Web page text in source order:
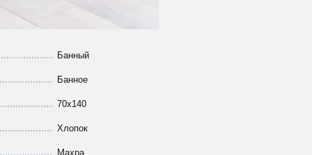
Банный
Банное
70х140
Хлопок
Махра